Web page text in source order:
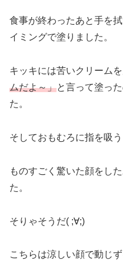
食事が終わったあと手を
イミングで塗りました。
キッキには苦いクリームを
ムだよ～」と言って塗っ
た。
そしておもむろに指を吸う
ものすごく驚いた顔をし
た。
そりゃそうだ( ;∀;)
こちらは涼しい顔で動じず